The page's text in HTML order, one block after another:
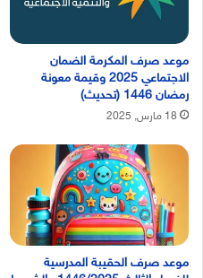
موعد صرف المكرمة الضمان
الاجتماعي 2025 وقيمة معونة
رمضان 1446 (تحديث)
18 مارس, 2025
موعد صرف الحقيبة المدرسية